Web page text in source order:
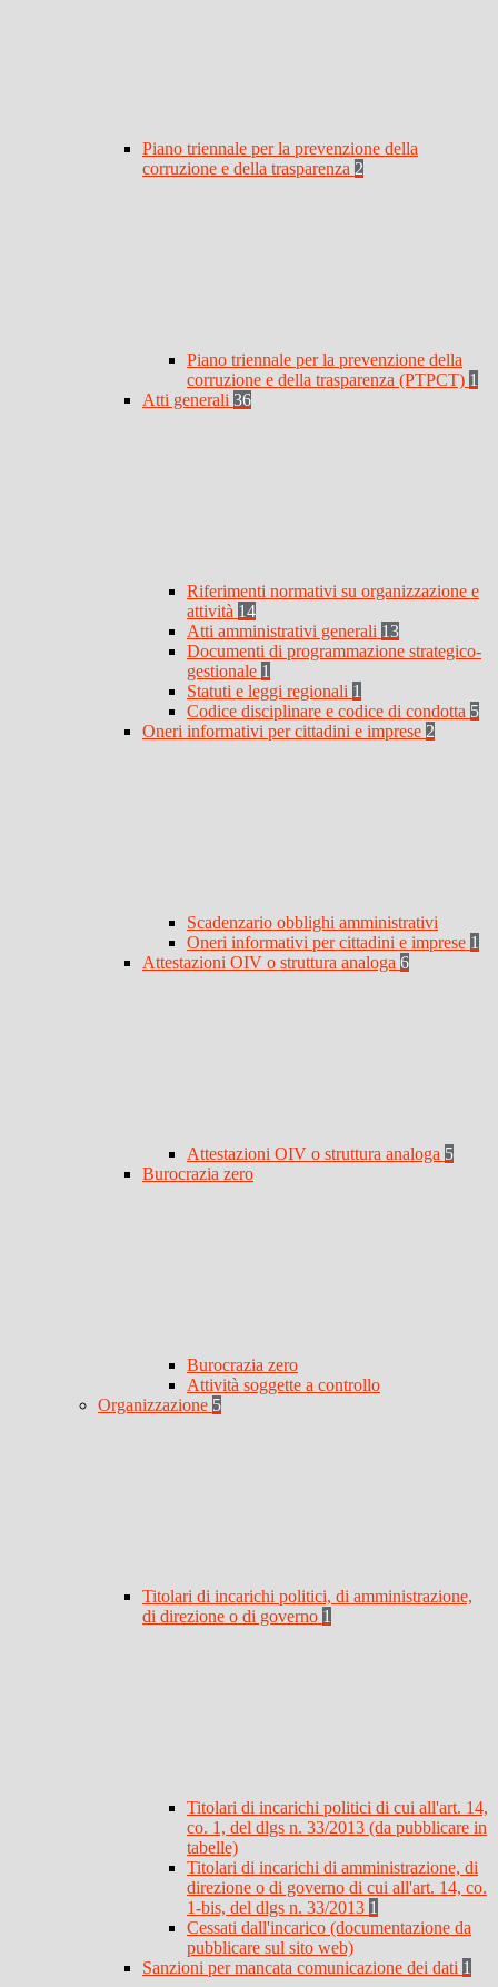
Piano triennale per la prevenzione della
corruzione e della trasparenza 2
Piano triennale per la prevenzione della
corruzione e della trasparenza (PTPCT) 1
Atti generali 36
Riferimenti normativi su organizzazione e
attività 14
Atti amministrativi generali 13
Documenti di programmazione strategico-
gestionale 1
Statuti e leggi regionali 1
Codice disciplinare e codice di condotta 5
Oneri informativi per cittadini e imprese 2
Scadenzario obblighi amministrativi
Oneri informativi per cittadini e imprese 1
Attestazioni OIV o struttura analoga 6
Attestazioni OIV o struttura analoga 5
Burocrazia zero
Burocrazia zero
Attività soggette a controllo
Organizzazione 5
Titolari di incarichi politici, di amministrazione,
di direzione o di governo 1
Titolari di incarichi politici di cui all'art. 14,
co. 1, del dlgs n. 33/2013 (da pubblicare in
tabelle)
Titolari di incarichi di amministrazione, di
direzione o di governo di cui all'art. 14, co.
1-bis, del dlgs n. 33/2013 1
Cessati dall'incarico (documentazione da
pubblicare sul sito web)
Sanzioni per mancata comunicazione dei dati 1